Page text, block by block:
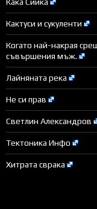
Кактуси и сукуленти
Когато най-накрая
съвършения мъж.
Лайняната река
Не си прав
Светлин Александров
Тектоника Инфо
Хитрата сврака